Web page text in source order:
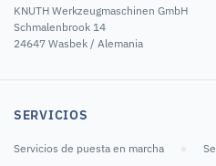
KNUTH Werkzeugmaschinen GmbH
Schmalenbrook 14
24647 Wasbek / Alemania
SERVICIOS
Servicios de puesta en marcha